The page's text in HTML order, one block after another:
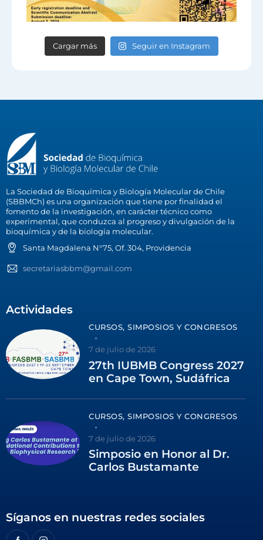
Cargar más Seguir en Instagram
La Sociedad de Bioquímica y Biología Molecular de Chile
(SBBMCh) es una organización que tiene por finalidad el
fomento de la investigación, en carácter técnico como
experimental, que conduzca al progreso y divulgación de la
bioquímica y de la biología molecular.
Santa Magdalena N°75, Of. 304, Providencia
secretariasbbm@gmail.com
Actividades
CURSOS, SIMPOSIOS Y CONGRESOS
7 de julio de 2026
27th IUBMB Congress 2027
en Cape Town, Sudáfrica
CURSOS, SIMPOSIOS Y CONGRESOS
7 de julio de 2026
Simposio en Honor al Dr.
Carlos Bustamante
Síganos en nuestras redes sociales